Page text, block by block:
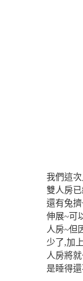
我們這
雙人房
還有兔
伸展~可
人房~但
少了,加
人房將
是睡得